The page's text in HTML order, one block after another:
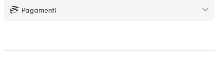
Pagamenti